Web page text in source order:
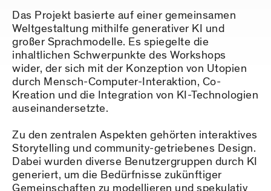
Das Projekt basierte auf einer gemeinsamen
Weltgestaltung mithilfe generativer KI und
großer Sprachmodelle. Es spiegelte die
inhaltlichen Schwerpunkte des Workshops
wider, der sich mit der Konzeption von Utopien
durch Mensch-Computer-Interaktion, Co-
Kreation und die Integration von KI-Technologien
auseinandersetzte.
Zu den zentralen Aspekten gehörten interaktives
Storytelling und community-getriebenes Design.
Dabei wurden diverse Benutzergruppen durch KI
generiert, um die Bedürfnisse zukünftiger